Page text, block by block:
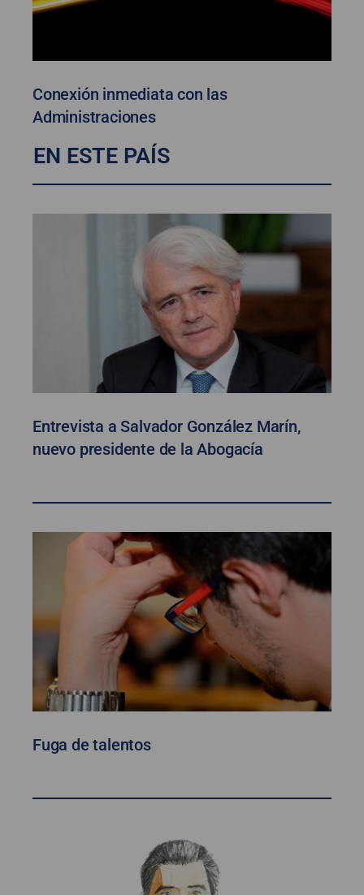
Conexión inmediata con las
Administraciones
EN ESTE PAÍS
Entrevista a Salvador González Marín,
nuevo presidente de la Abogacía
Fuga de talentos